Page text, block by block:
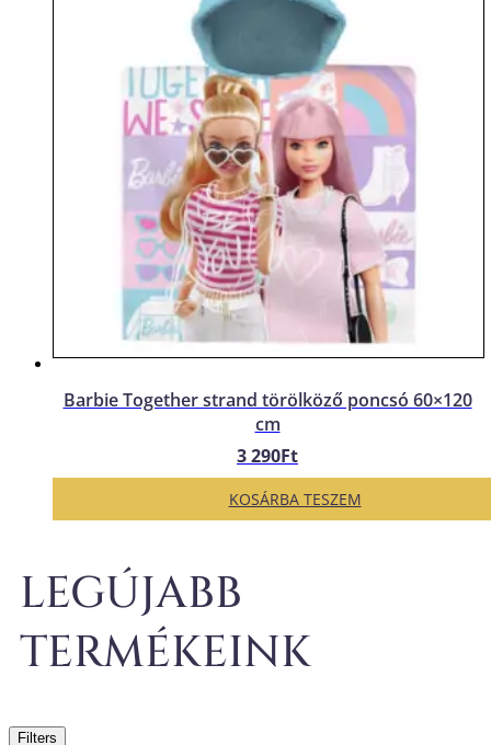
Barbie Together strand törölköző poncsó 60×120
cm
3 290Ft
KOSÁRBA TESZEM
LEGÚJABB
TERMÉKEINK
Filters